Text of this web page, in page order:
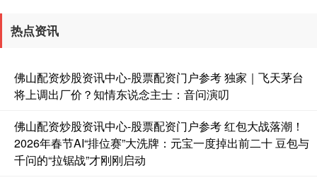
热点资讯
佛山配资炒股资讯中心-股票配资门户参考 独家｜飞天茅台
将上调出厂价？知情东说念主士：音问演叨
佛山配资炒股资讯中心-股票配资门户参考 红包大战落潮！
2026年春节AI“排位赛”大洗牌：元宝一度掉出前二十 豆包与
千问的“拉锯战”才刚刚启动